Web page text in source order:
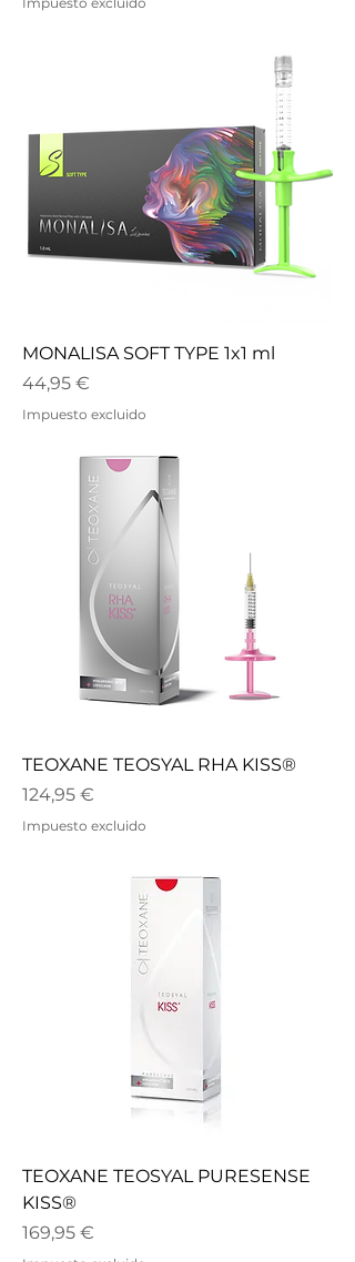
MONALISA SOFT TYPE 1x1 ml
Precio
44,95 €
Impuesto excluido
TEOXANE TEOSYAL RHA KISS®
Precio
124,95 €
Impuesto excluido
TEOXANE TEOSYAL PURESENSE
KISS®
Precio
169,95 €